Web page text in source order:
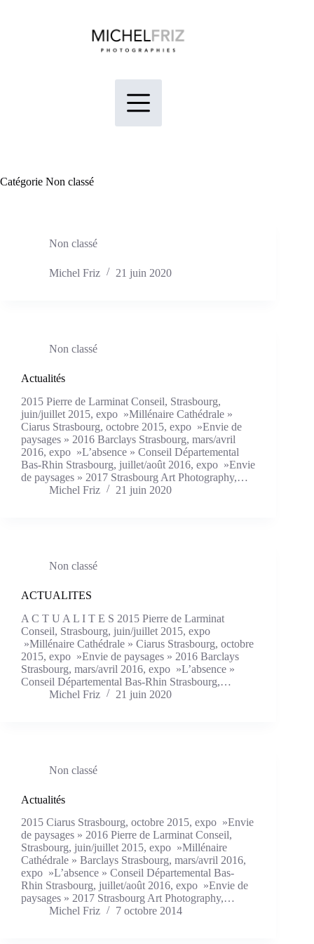
Catégorie Non classé
Non classé
Michel Friz 21 juin 2020
Non classé
Actualités
2015 Pierre de Larminat Conseil, Strasbourg,
juin/juillet 2015, expo »Millénaire Cathédrale »
Ciarus Strasbourg, octobre 2015, expo »Envie de
paysages » 2016 Barclays Strasbourg, mars/avril
2016, expo »L’absence » Conseil Départemental
Bas-Rhin Strasbourg, juillet/août 2016, expo »Envie
de paysages » 2017 Strasbourg Art Photography,…
Michel Friz
21 juin 2020
Non classé
ACTUALITES
A C T U A L I T E S 2015 Pierre de Larminat
Conseil, Strasbourg, juin/juillet 2015, expo
»Millénaire Cathédrale » Ciarus Strasbourg, octobre
2015, expo »Envie de paysages » 2016 Barclays
Strasbourg, mars/avril 2016, expo »L’absence »
Conseil Départemental Bas-Rhin Strasbourg,…
Michel Friz
21 juin 2020
Non classé
Actualités
2015 Ciarus Strasbourg, octobre 2015, expo »Envie
de paysages » 2016 Pierre de Larminat Conseil,
Strasbourg, juin/juillet 2015, expo »Millénaire
Cathédrale » Barclays Strasbourg, mars/avril 2016,
expo »L’absence » Conseil Départemental Bas-
Rhin Strasbourg, juillet/août 2016, expo »Envie de
paysages » 2017 Strasbourg Art Photography,…
Michel Friz
7 octobre 2014